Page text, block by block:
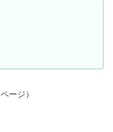
ージ）